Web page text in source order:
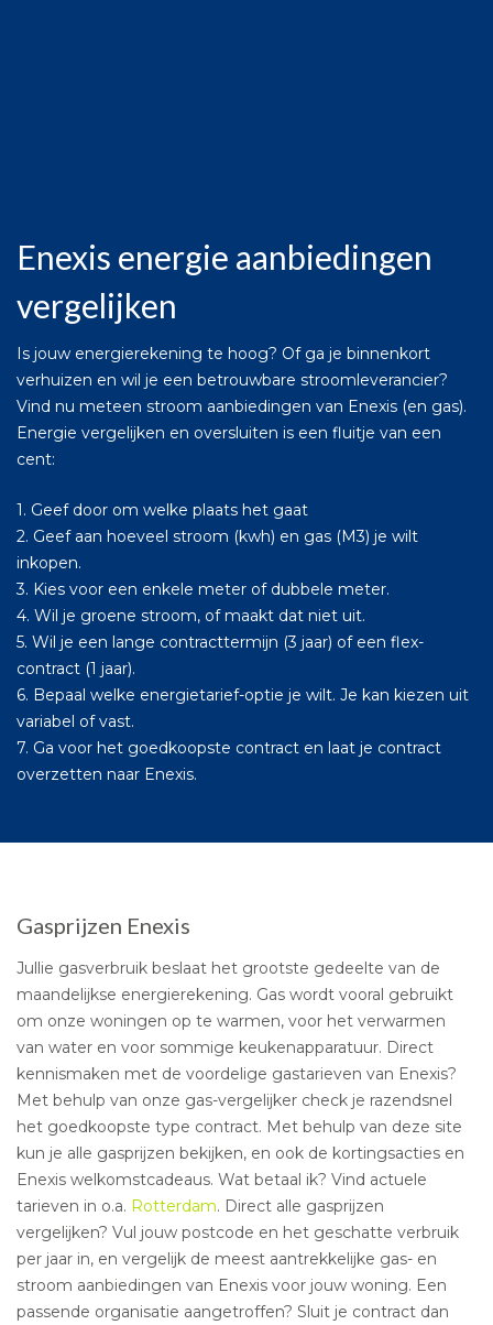
Enexis energie aanbiedingen
vergelijken
Is jouw energierekening te hoog? Of ga je binnenkort
verhuizen en wil je een betrouwbare stroomleverancier?
Vind nu meteen stroom aanbiedingen van Enexis (en gas).
Energie vergelijken en oversluiten is een fluitje van een
cent:
1. Geef door om welke plaats het gaat
2. Geef aan hoeveel stroom (kwh) en gas (M3) je wilt
inkopen.
3. Kies voor een enkele meter of dubbele meter.
4. Wil je groene stroom, of maakt dat niet uit.
5. Wil je een lange contracttermijn (3 jaar) of een flex-
contract (1 jaar).
6. Bepaal welke energietarief-optie je wilt. Je kan kiezen uit
variabel of vast.
7. Ga voor het goedkoopste contract en laat je contract
overzetten naar Enexis.
Gasprijzen Enexis
Jullie gasverbruik beslaat het grootste gedeelte van de
maandelijkse energierekening. Gas wordt vooral gebruikt
om onze woningen op te warmen, voor het verwarmen
van water en voor sommige keukenapparatuur. Direct
kennismaken met de voordelige gastarieven van Enexis?
Met behulp van onze gas-vergelijker check je razendsnel
het goedkoopste type contract. Met behulp van deze site
kun je alle gasprijzen bekijken, en ook de kortingsacties en
Enexis welkomstcadeaus. Wat betaal ik? Vind actuele
tarieven in o.a. Rotterdam. Direct alle gasprijzen
vergelijken? Vul jouw postcode en het geschatte verbruik
per jaar in, en vergelijk de meest aantrekkelijke gas- en
stroom aanbiedingen van Enexis voor jouw woning. Een
passende organisatie aangetroffen? Sluit je contract dan